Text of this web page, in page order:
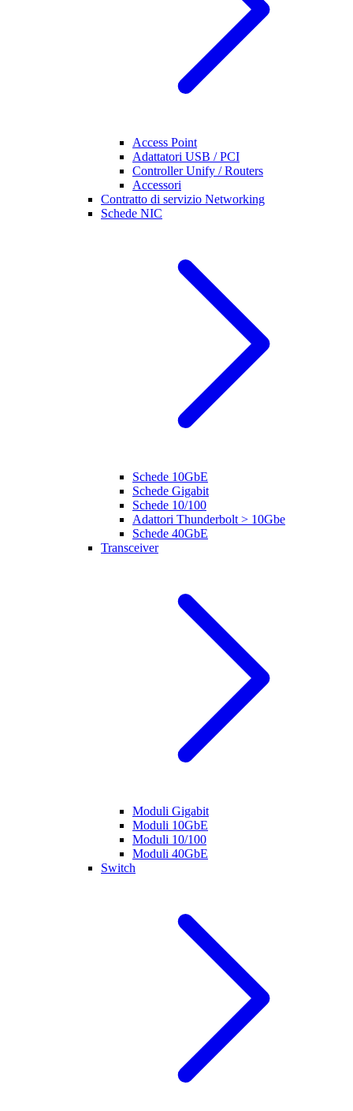
Access Point
Adattatori USB / PCI
Controller Unify / Routers
Accessori
Contratto di servizio Networking
Schede NIC
Schede 10GbE
Schede Gigabit
Schede 10/100
Adattori Thunderbolt > 10Gbe
Schede 40GbE
Transceiver
Moduli Gigabit
Moduli 10GbE
Moduli 10/100
Moduli 40GbE
Switch